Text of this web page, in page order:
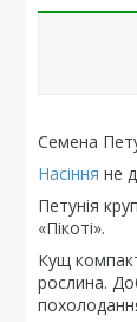
Семена
Насіння не
Петунія
«Пікоті».
Кущ
рослина.